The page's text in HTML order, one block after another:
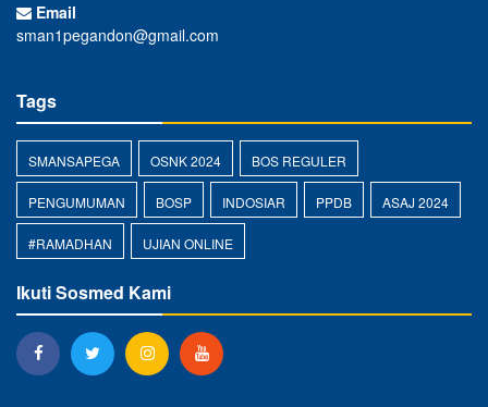
Email
sman1pegandon@gmail.com
Tags
SMANSAPEGA OSNK 2024 BOS REGULER
PENGUMUMAN BOSP INDOSIAR PPDB ASAJ 2024
#RAMADHAN UJIAN ONLINE
Ikuti Sosmed Kami